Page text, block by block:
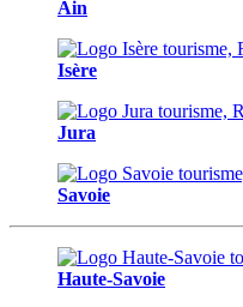
Ain
Isère
Jura
Savoie
Haute-Savoie